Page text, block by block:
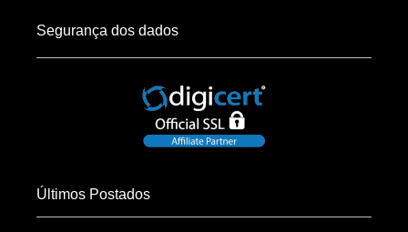
Segurança dos dados
Últimos Postados